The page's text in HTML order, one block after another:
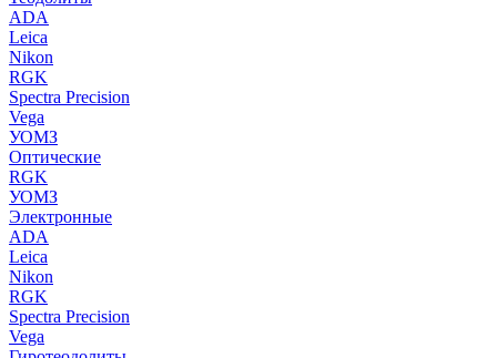
ADA
Leica
Nikon
RGK
Spectra Precision
Vega
УОМЗ
Оптические
RGK
УОМЗ
Электронные
ADA
Leica
Nikon
RGK
Spectra Precision
Vega